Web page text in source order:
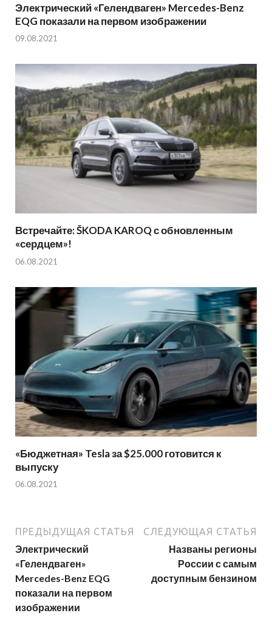
Электрический «Гелендваген» Mercedes-Benz
EQG показали на первом изображении
09.08.2021
Встречайте: ŠKODA KAROQ с обновленным
«сердцем»!
06.08.2021
«Бюджетная» Tesla за $25.000 готовится к
выпуску
06.08.2021
ПРЕДЫДУЩАЯ СТАТЬЯ
Электрический
«Гелендваген»
Mercedes-Benz EQG
показали на первом
изображении
СЛЕДУЮЩАЯ СТАТЬЯ
Названы регионы
России с самым
доступным бензином